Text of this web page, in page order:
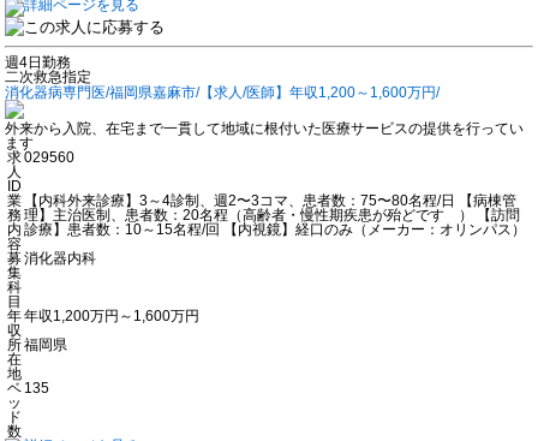
週4日勤務
二次救急指定
消化器病専門医/福岡県嘉麻市/【求人/医師】年収1,200～1,600万円/
外来から入院、在宅まで一貫して地域に根付いた医療サービスの提供を行ってい
ます
求
人
ID
029560
業
務
内
容
【内科外来診療】3～4診制、週2〜3コマ、患者数：75〜80名程/日 【病棟管
理】主治医制、患者数：20名程（高齢者・慢性期疾患が殆どです ） 【訪問
診療】患者数：10～15名程/回 【内視鏡】経口のみ（メーカー：オリンパス）
募
集
科
目
消化器内科
年
収
年収1,200万円～1,600万円
所
在
地
福岡県
ベ
ッ
ド
数
135